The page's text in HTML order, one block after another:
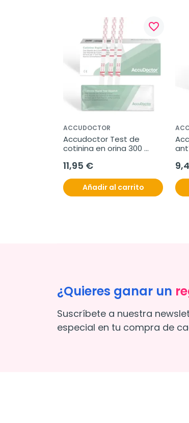
favorite_border
ACCUDOCTOR
Accudoctor Test de
cotinina en orina 300
11,95 €
Añadir al carrito
¿Quieres ganar un
Suscríbete a nuestra
especial en tu compra de